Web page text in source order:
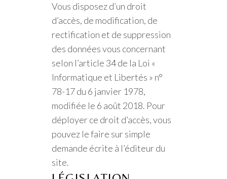
Vous disposez d’un droit
d’accès, de modification, de
rectification et de suppression
des données vous concernant
selon l’article 34 de la Loi «
Informatique et Libertés » n°
78-17 du 6 janvier 1978,
modifiée le 6 août 2018. Pour
déployer ce droit d’accès, vous
pouvez le faire sur simple
demande écrite à l’éditeur du
site.